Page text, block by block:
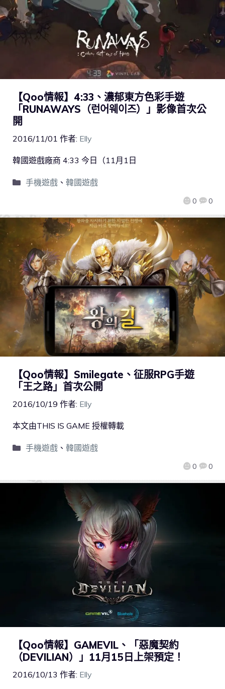
【Qoo情報】4:33、濃郁東方色彩手遊
「RUNAWAYS（런어웨이즈）」影像首次公
開
2016/11/01 作者: Elly
0 0
韓國遊戲廠商 4:33 今日（11月1日
手機遊戲、 韓國遊戲
【Qoo情報】Smilegate、征服RPG手遊
「王之路」首次公開
2016/10/19 作者: Elly
0 0
本文由THIS IS GAME 授權轉載
手機遊戲、 韓國遊戲
【Qoo情報】GAMEVIL、「惡魔契約
（DEVILIAN）」11月15日上架預定！
2016/10/13 作者: Elly